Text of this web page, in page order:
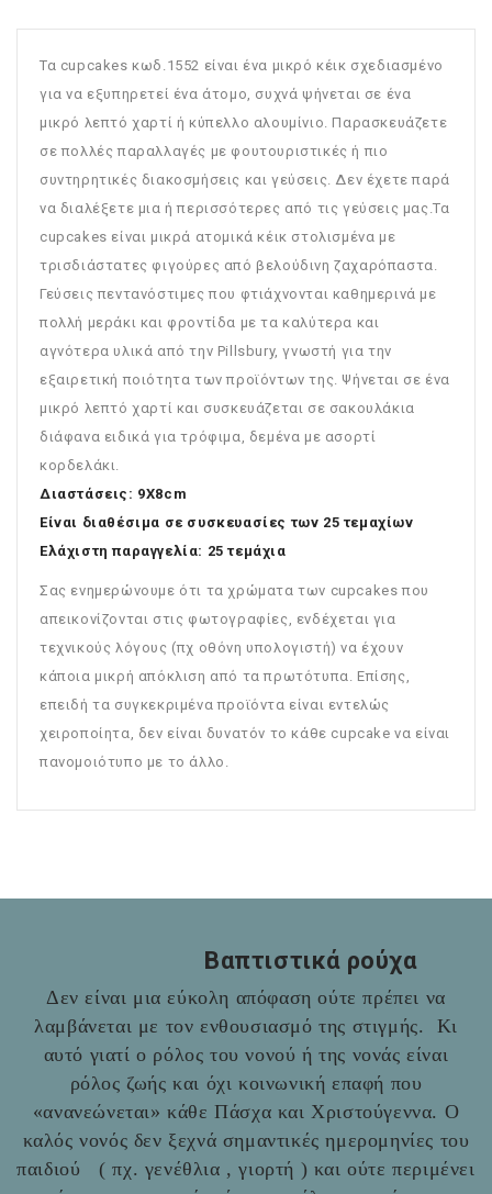
Τα cupcakes κωδ.1552 είναι ένα μικρό κέικ σχεδιασμένο
για να εξυπηρετεί ένα άτομο, συχνά ψήνεται σε ένα
μικρό λεπτό χαρτί ή κύπελλο αλουμίνιο. Παρασκευάζετε
σε πολλές παραλλαγές με φουτουριστικές ή πιο
συντηρητικές διακοσμήσεις και γεύσεις. Δεν έχετε παρά
να διαλέξετε μια ή περισσότερες από τις γεύσεις μας.Τα
cupcakes είναι μικρά ατομικά κέικ στολισμένα με
τρισδιάστατες φιγούρες από βελούδινη ζαχαρόπαστα.
Γεύσεις πεντανόστιμες που φτιάχνονται καθημερινά με
πολλή μεράκι και φροντίδα με τα καλύτερα και
αγνότερα υλικά από την Pillsbury, γνωστή για την
εξαιρετική ποιότητα των προϊόντων της. Ψήνεται σε ένα
μικρό λεπτό χαρτί και συσκευάζεται σε σακουλάκια
διάφανα ειδικά για τρόφιμα, δεμένα με ασορτί
κορδελάκι.
Διαστάσεις: 9Χ8cm
Είναι διαθέσιμα σε συσκευασίες των 25 τεμαχίων
Ελάχιστη παραγγελία: 25 τεμάχια
Σας ενημερώνουμε ότι τα χρώματα των cupcakes που
απεικονίζονται στις φωτογραφίες, ενδέχεται για
τεχνικούς λόγους (πχ οθόνη υπολογιστή) να έχουν
κάποια μικρή απόκλιση από τα πρωτότυπα. Επίσης,
επειδή τα συγκεκριμένα προϊόντα είναι εντελώς
χειροποίητα, δεν είναι δυνατόν το κάθε cupcake να είναι
πανομοιότυπο με το άλλο.
Βαπτιστικά ρούχα
Δεν είναι μια εύκολη απόφαση ούτε πρέπει να
λαμβάνεται με τον ενθουσιασμό της στιγμής. Κι
αυτό γιατί ο ρόλος του νονού ή της νονάς είναι
ρόλος ζωής και όχι κοινωνική επαφή που
«ανανεώνεται» κάθε Πάσχα και Χριστούγεννα. Ο
καλός νονός δεν ξεχνά σημαντικές ημερομηνίες του
παιδιού ( πχ. γενέθλια , γιορτή ) και ούτε περιμένει